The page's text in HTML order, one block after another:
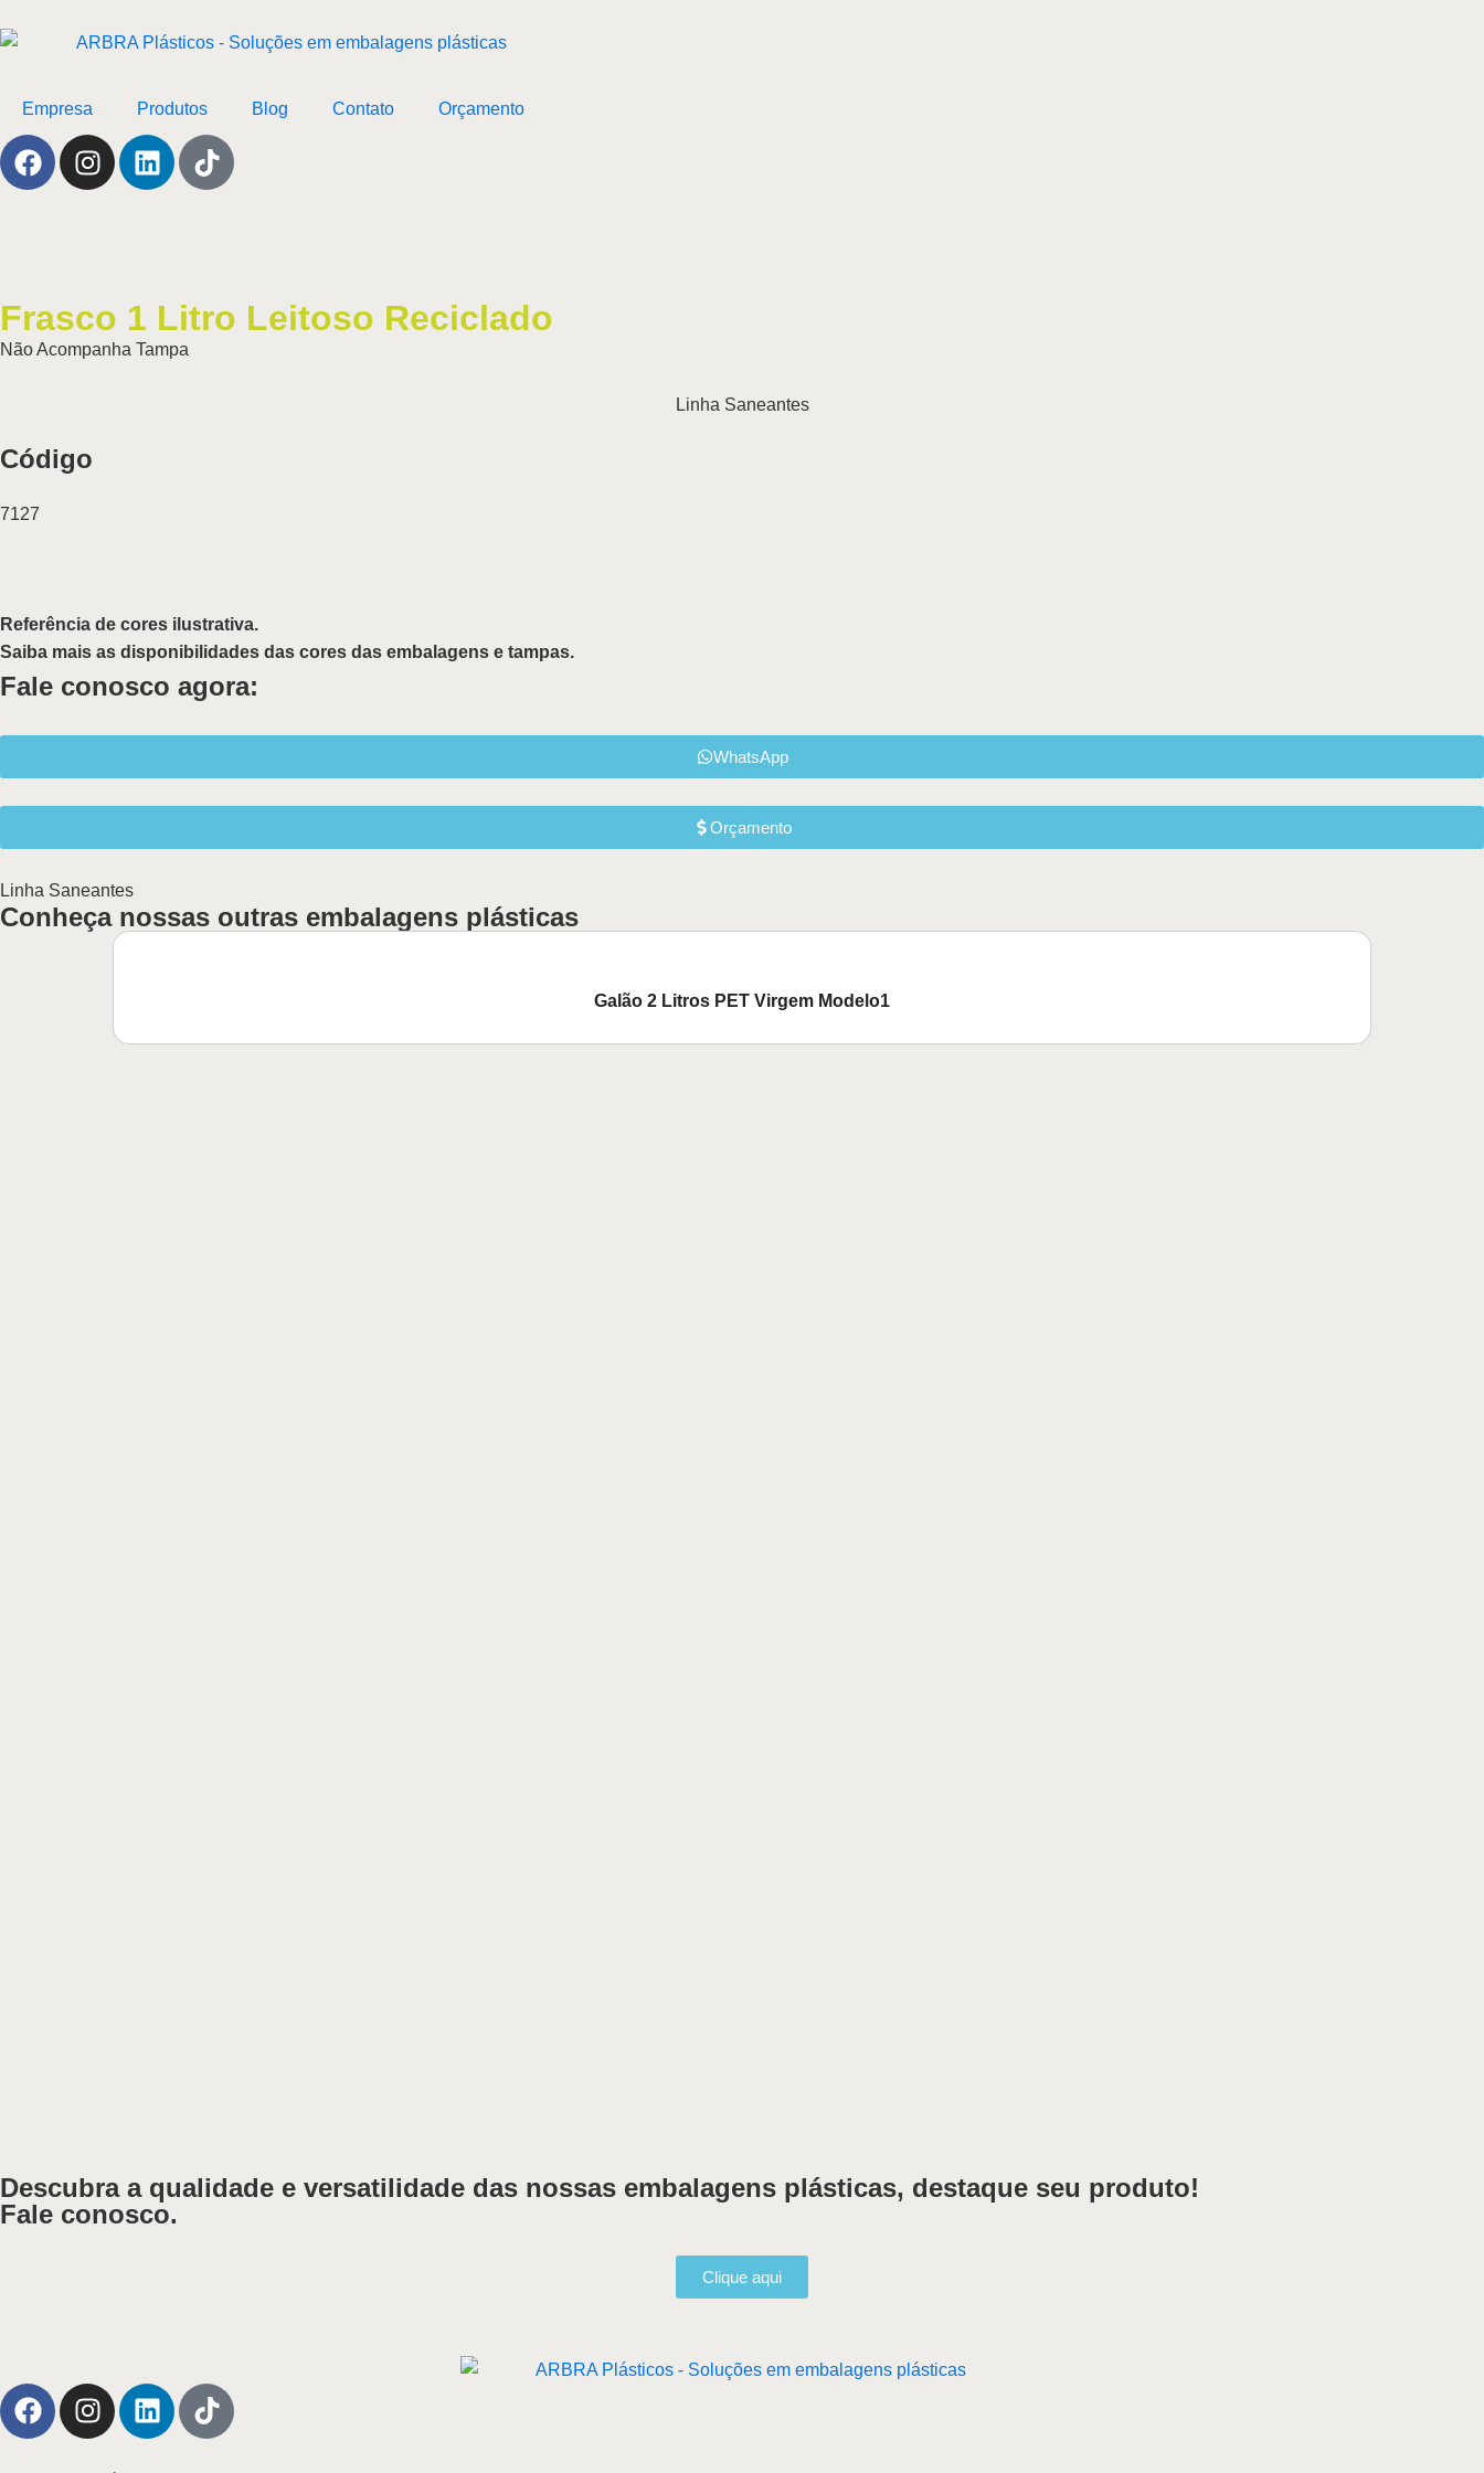
Empresa Produtos Blog Contato Orçamento
Frasco 1 Litro Leitoso Reciclado
Não Acompanha Tampa
Linha Saneantes
Código
7127
Referência de cores ilustrativa.
Saiba mais as disponibilidades das cores das embalagens e tampas.
Fale conosco agora:
WhatsApp
Orçamento
Linha Saneantes
Conheça nossas outras embalagens plásticas
Galão 2 Litros PET Virgem Modelo1
Descubra a qualidade e versatilidade das nossas embalagens plásticas, destaque seu produto!
Fale conosco.
Clique aqui